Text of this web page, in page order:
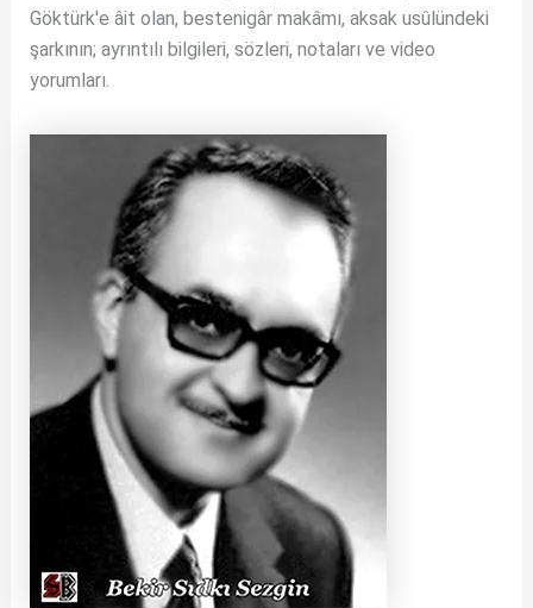
Göktürk'e âit olan, bestenigâr makâmı, aksak usûlündeki
şarkının; ayrıntılı bilgileri, sözleri, notaları ve video
yorumları.